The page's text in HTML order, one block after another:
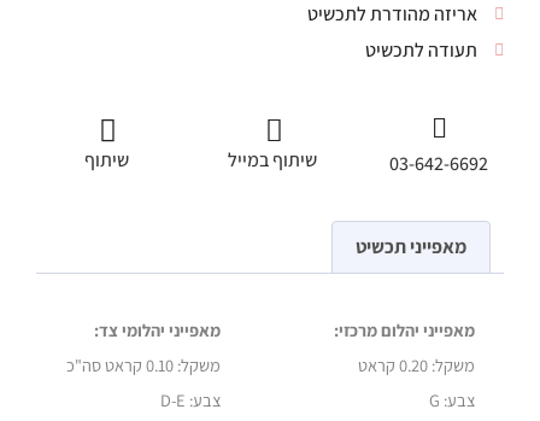
אריזה מהודרת לתכשיט
תעודה לתכשיט
03-642-6692 שיתוף במייל שיתוף
מאפייני תכשיט
מאפייני יהלום מרכזי:
מאפייני יהלומי צד:
משקל: 0.20 קראט משקל: 0.10 קראט סה"כ
צבע: G
צבע: D-E